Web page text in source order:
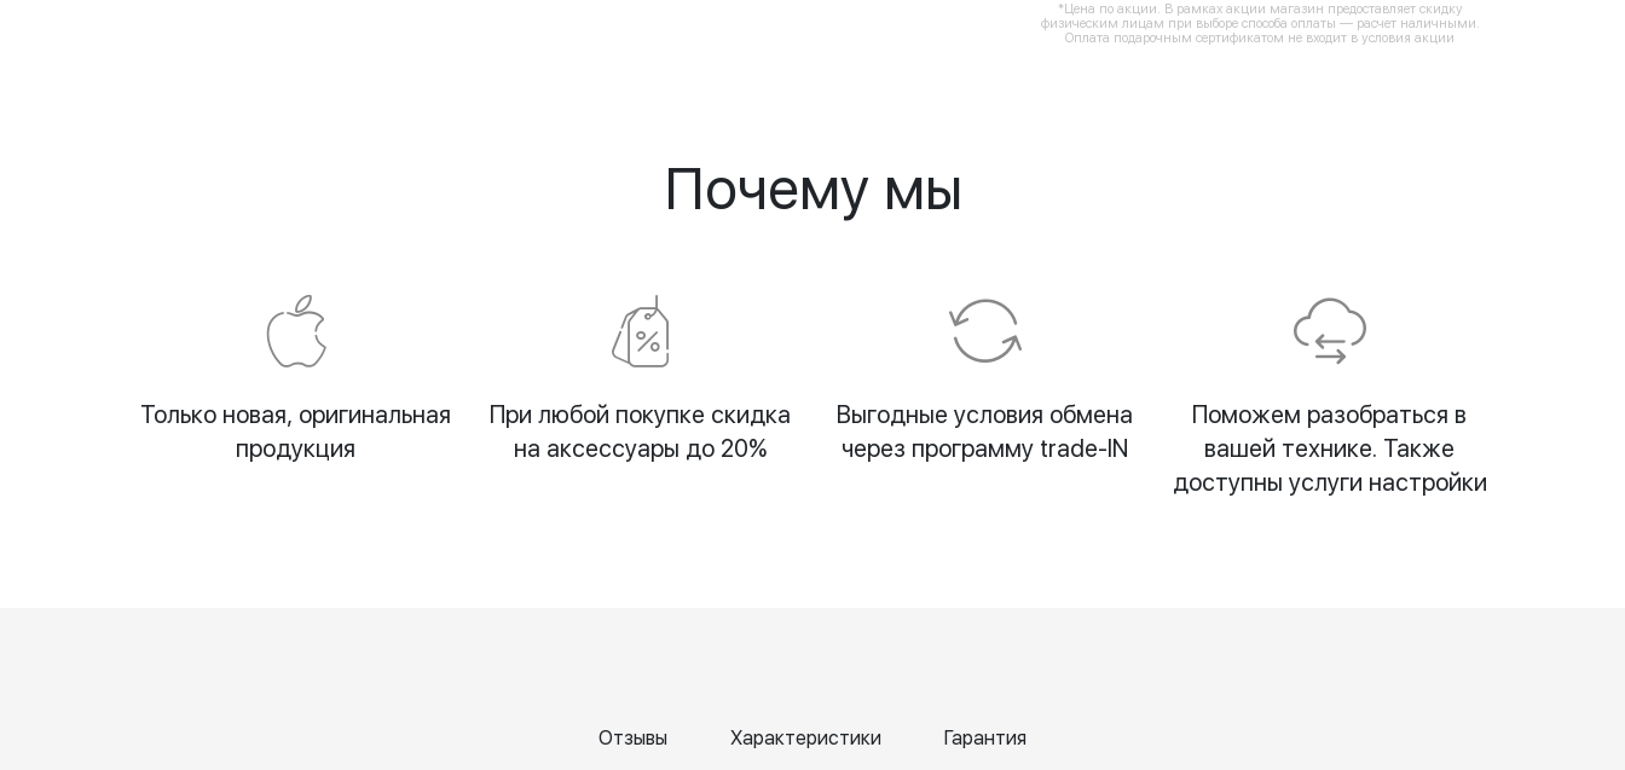
*Цена по акции. В рамках акции магазин предоставляет скидку
физическим лицам при выборе способа оплаты — расчет наличными.
Оплата подарочным сертификатом не входит в условия акции
Почему мы
Только новая, оригинальная
продукция
При любой покупке скидка
на аксессуары до 20%
Выгодные условия обмена
через программу trade-IN
Поможем разобраться в
вашей технике. Также
доступны услуги настройки
Отзывы Характеристики Гарантия